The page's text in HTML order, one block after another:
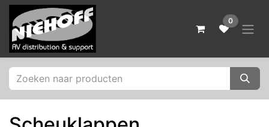
Zum Inhalt springen
0